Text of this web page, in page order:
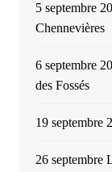
5 septembre
Chennevières
6 septembre
des Fossés
19 septembre
26 septembre